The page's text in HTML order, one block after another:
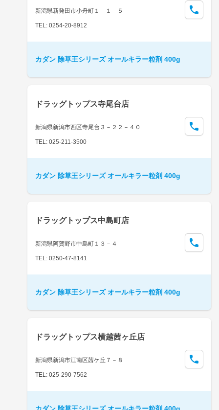
新潟県新発田市小舟町１－１－５
TEL: 0254-20-8912
カダン 除草王シリーズ オールキラー粒剤 400g
ドラッグトップス寺尾台店
新潟県新潟市西区寺尾台３－２２－４０
TEL: 025-211-3500
カダン 除草王シリーズ オールキラー粒剤 400g
ドラッグトップス中島町店
新潟県阿賀野市中島町１３－４
TEL: 0250-47-8141
カダン 除草王シリーズ オールキラー粒剤 400g
ドラッグトップス横越茜ヶ丘店
新潟県新潟市江南区茜ケ丘７－８
TEL: 025-290-7562
カダン 除草王シリーズ オールキラー粒剤 400g